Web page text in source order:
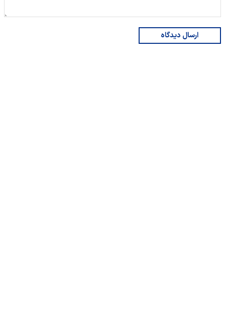
ارسال دیدگاه